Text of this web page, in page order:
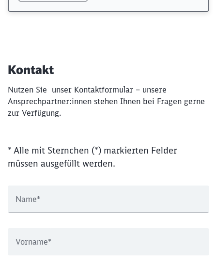
Kontakt
Nutzen Sie unser Kontaktformular – unsere
Ansprechpartner:innen stehen Ihnen bei Fragen gerne
zur Verfügung.
* Alle mit Sternchen (*) markierten Felder
müssen ausgefüllt werden.
Name*
Vorname*